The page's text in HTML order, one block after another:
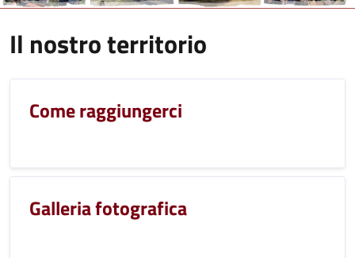
Il nostro territorio
Come raggiungerci
Galleria fotografica